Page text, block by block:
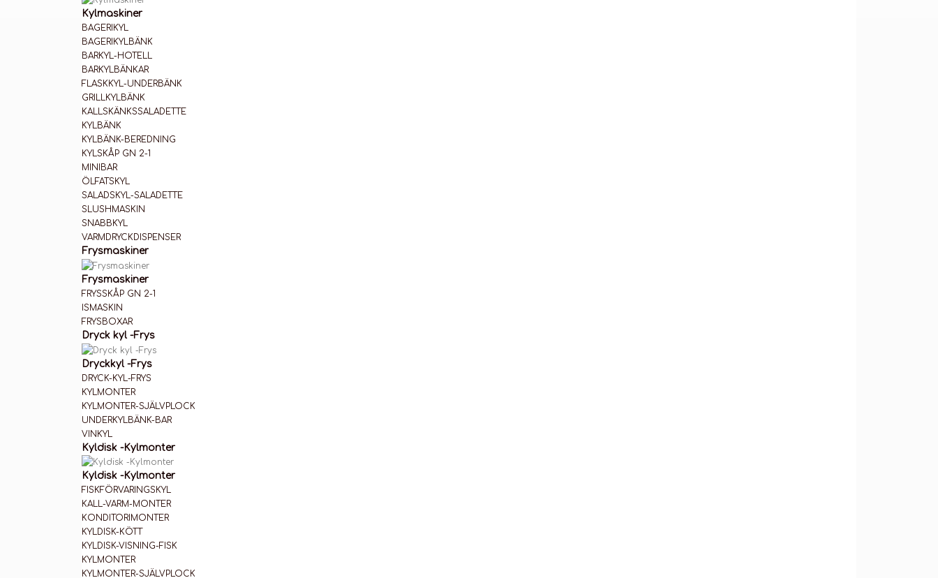
Kylmaskiner
BAGERIKYL
BAGERIKYLBÄNK
BARKYL-HOTELL
BARKYLBÄNKAR
FLASKKYL-UNDERBÄNK
GRILLKYLBÄNK
KALLSKÄNKSSALADETTE
KYLBÄNK
KYLBÄNK-BEREDNING
KYLSKÅP GN 2-1
MINIBAR
ÖLFATSKYL
SALADSKYL-SALADETTE
SLUSHMASKIN
SNABBKYL
VARMDRYCKDISPENSER
Frysmaskiner
Frysmaskiner
FRYSSKÅP GN 2-1
ISMASKIN
FRYSBOXAR
Dryck kyl -Frys
Dryckkyl -Frys
DRYCK-KYL-FRYS
KYLMONTER
KYLMONTER-SJÄLVPLOCK
UNDERKYLBÄNK-BAR
VINKYL
Kyldisk -Kylmonter
Kyldisk -Kylmonter
FISKFÖRVARINGSKYL
KALL-VARM-MONTER
KONDITORIMONTER
KYLDISK-KÖTT
KYLDISK-VISNING-FISK
KYLMONTER
KYLMONTER-SJÄLVPLOCK